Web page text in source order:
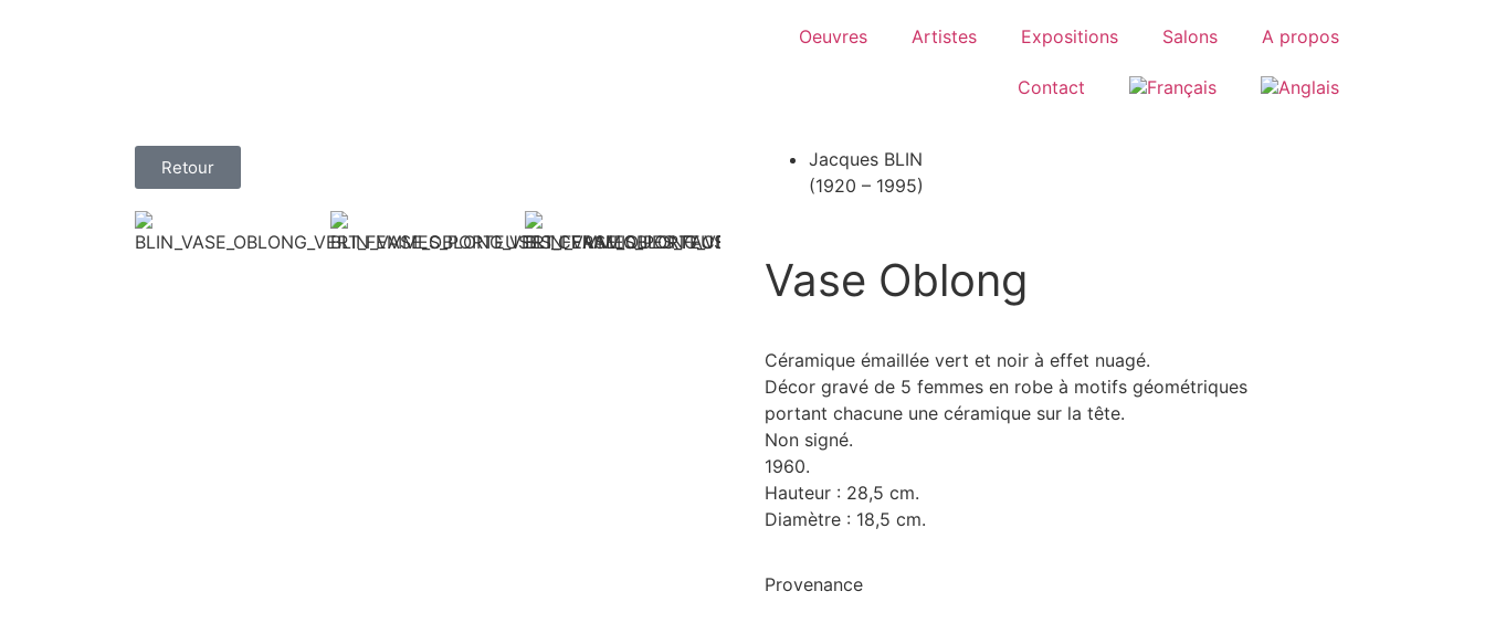
Oeuvres Artistes Expositions Salons A propos
Contact
Retour
Jacques BLIN
(1920 – 1995)
Vase Oblong
Céramique émaillée vert et noir à effet nuagé.
Décor gravé de 5 femmes en robe à motifs géométriques
portant chacune une céramique sur la tête.
Non signé.
1960.
Hauteur : 28,5 cm.
Diamètre : 18,5 cm.
Provenance